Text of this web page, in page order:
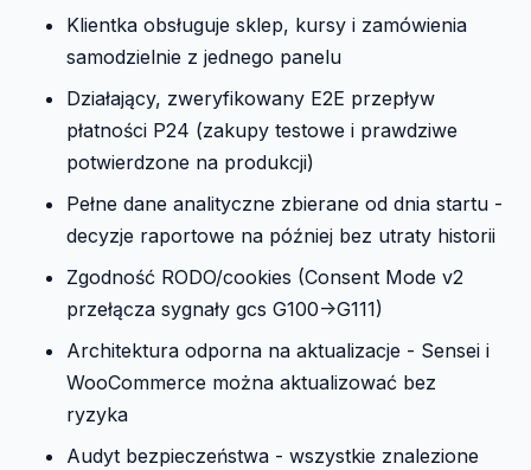
Klientka obsługuje sklep, kursy i zamówienia
samodzielnie z jednego panelu
Działający, zweryfikowany E2E przepływ
płatności P24 (zakupy testowe i prawdziwe
potwierdzone na produkcji)
Pełne dane analityczne zbierane od dnia startu -
decyzje raportowe na później bez utraty historii
Zgodność RODO/cookies (Consent Mode v2
przełącza sygnały gcs G100->G111)
Architektura odporna na aktualizacje - Sensei i
WooCommerce można aktualizować bez
ryzyka
Audyt bezpieczeństwa - wszystkie znalezione